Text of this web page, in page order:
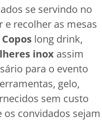
se servindo no
recolher as mesas
Copos long drink,
inox assim
para o evento
gelo,
sem custo
convidados sejam